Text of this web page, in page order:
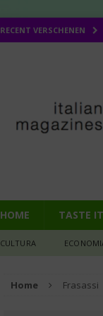
RECENT VERSCHENEN
HOME TASTE
CULTURA
Home Frasassi